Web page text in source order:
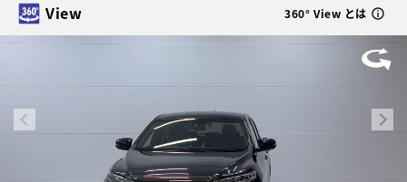
View 360° View とは